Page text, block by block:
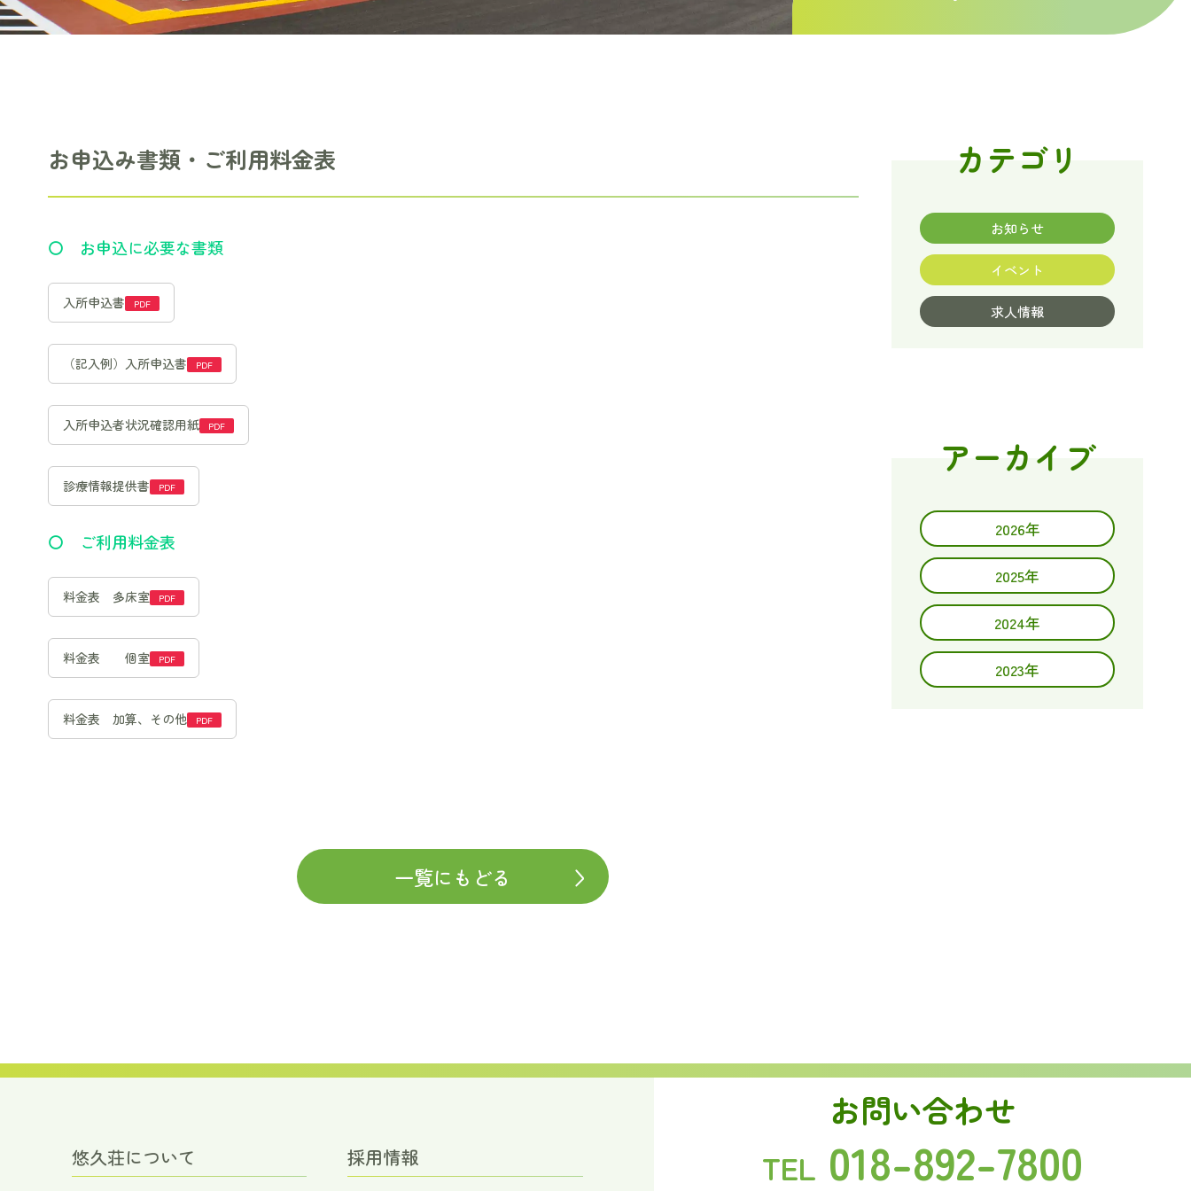
お申込み書類・ご利用料金表
〇 お申込に必要な書類
入所申込書
（記入例）入所申込書
入所申込者状況確認用紙
診療情報提供書
〇 ご利用料金表
料金表 多床室
料金表 個室
料金表 加算、その他
一覧にもどる
カテゴリ
お知らせ
イベント
求人情報
アーカイブ
2026年
2025年
2024年
2023年
お問い合わせ
TEL 018-892-7800
悠久荘について 採用情報